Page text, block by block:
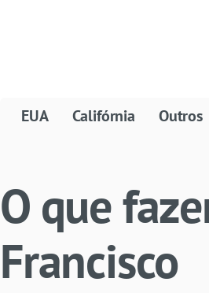
EUA Califórnia Outros
O que
Francisco